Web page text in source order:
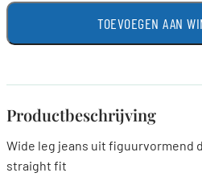
TOEVOEGEN AAN
Productbeschrijving
Wide leg jeans uit figuurvormend
straight fit